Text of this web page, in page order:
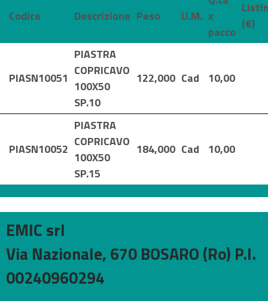
Codice Descrizione Peso U.M. x
pacco
(€)
PIASN10051
PIASTRA
COPRICAVO
100X50
SP.10
122,000 Cad 10,00
PIASN10052
PIASTRA
COPRICAVO
100X50
SP.15
184,000 Cad 10,00
EMIC srl
Via Nazionale, 670 BOSARO (Ro) P.I.
00240960294